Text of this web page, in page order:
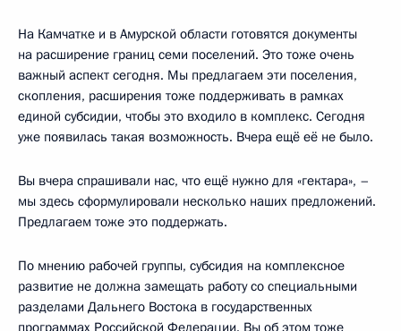
На Камчатке и в Амурской области готовятся документы
на расширение границ семи поселений. Это тоже очень
важный аспект сегодня. Мы предлагаем эти поселения,
скопления, расширения тоже поддерживать в рамках
единой субсидии, чтобы это входило в комплекс. Сегодня
уже появилась такая возможность. Вчера ещё её не было.
Вы вчера спрашивали нас, что ещё нужно для «гектара», –
мы здесь сформулировали несколько наших предложений.
Предлагаем тоже это поддержать.
По мнению рабочей группы, субсидия на комплексное
развитие не должна замещать работу со специальными
разделами Дальнего Востока в государственных
программах Российской Федерации. Вы об этом тоже